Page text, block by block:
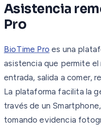
Asistencia
Pro
BioTime Pro es una
asistencia que permite
entrada, salida a comer,
La plataforma facilita la
través de un
tomando evidencia